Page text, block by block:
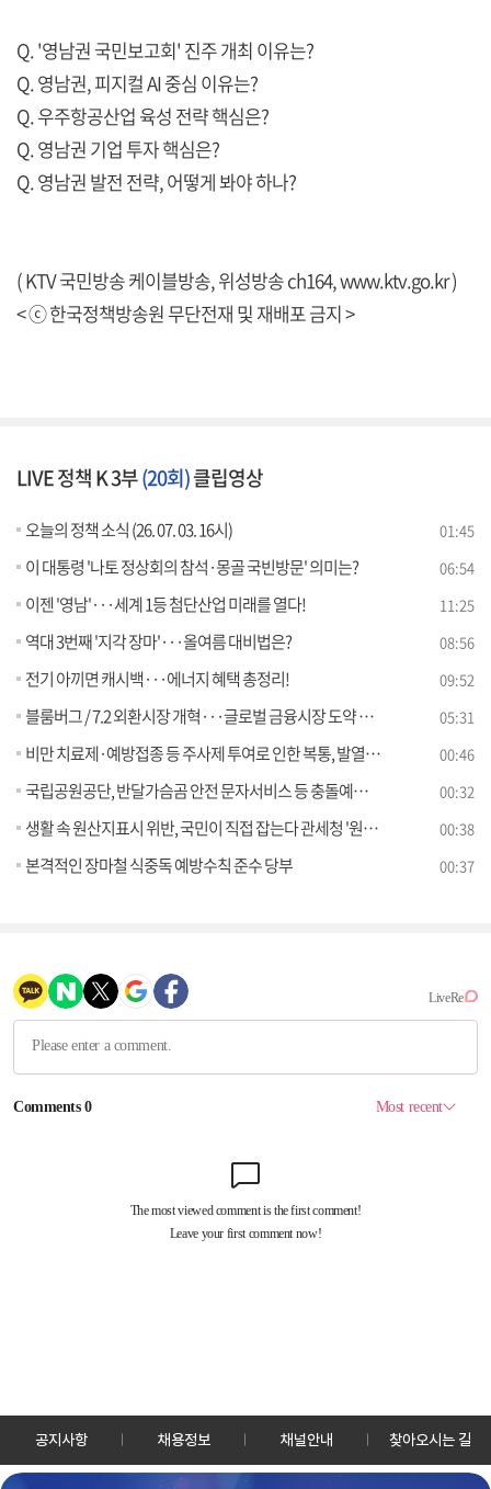
Q. '영남권 국민보고회' 진주 개최 이유는?
Q. 영남권, 피지컬 AI 중심 이유는?
Q. 우주항공산업 육성 전략 핵심은?
Q. 영남권 기업 투자 핵심은?
Q. 영남권 발전 전략, 어떻게 봐야 하나?
( KTV 국민방송 케이블방송, 위성방송 ch164,www.ktv.go.kr)
< ⓒ 한국정책방송원 무단전재 및 재배포 금지 >
LIVE 정책 K 3부(20회)클립영상
오늘의 정책 소식 (26. 07. 03. 16시) 01:45
이 대통령 '나토 정상회의 참석·몽골 국빈방문' 의미는? 06:54
이젠 '영남'···세계 1등 첨단산업 미래를 열다! 11:25
역대 3번째 '지각 장마'···올여름 대비법은? 08:56
전기 아끼면 캐시백···에너지 혜택 총정리! 09:52
블룸버그 / 7.2 외환시장 개혁···글로벌 금융시장 도약 추진 [외신에 비친 한국] 05:31
비만 치료제·예방접종 등 주사제 투여로 인한 복통, 발열 주의 00:46
국립공원공단, 반달가슴곰 안전 문자서비스 등 충돌예방 활동 강화 00:32
생활 속 원산지표시 위반, 국민이 직접 잡는다 관세청 '원산지 국민감시단' 공개 모집 00:38
본격적인 장마철 식중독 예방수칙 준수 당부 00:37
공지사항 채용정보 채널안내 찾아오시는 길